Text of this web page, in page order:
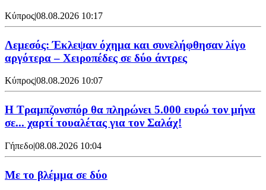
Κύπρος|08.08.2026 10:17
Λεμεσός: Έκλεψαν όχημα και συνελήφθησαν λίγο
αργότερα – Χειροπέδες σε δύο άντρες
Κύπρος|08.08.2026 10:07
Η Τραμπζονσπόρ θα πληρώνει 5.000 ευρώ τον μήνα
σε... χαρτί τουαλέτας για τον Σαλάχ!
Γήπεδο|08.08.2026 10:04
Με το βλέμμα σε δύο